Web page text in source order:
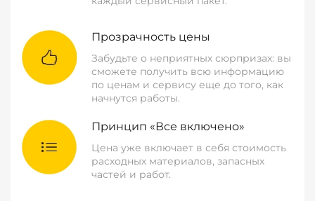
Прозрачность цены
Забудьте о неприятных сюрпризах: вы
сможете получить всю информацию
по ценам и сервису еще до того, как
начнутся работы.
Принцип «Все включено»
Цена уже включает в себя стоимость
расходных материалов, запасных
частей и работ.